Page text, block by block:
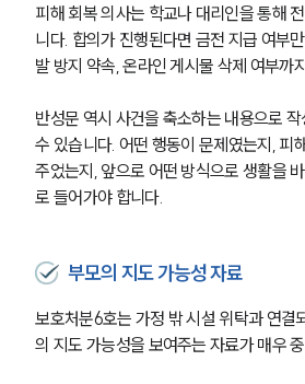
피해 회복 의사는 학교나 대리인을 통해
니다. 합의가 진행된다면 금전 지급 여부
발 방지 약속, 온라인 게시물 삭제 여부까
반성문 역시 사건을 축소하는 내용으로
수 있습니다. 어떤 행동이 문제였는지, 피
주었는지, 앞으로 어떤 방식으로 생활을
로 들어가야 합니다.
부모의 지도 가능성 자료
보호처분6호는 가정 밖 시설 위탁과 연결
의 지도 가능성을 보여주는 자료가 매우